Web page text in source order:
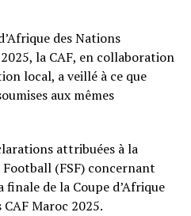
des Nations
la CAF, en collaboration
local, a veillé à ce que
aux mêmes
attribuées à la
Football (FSF) concernant
de la Coupe d’Afrique
Maroc 2025.